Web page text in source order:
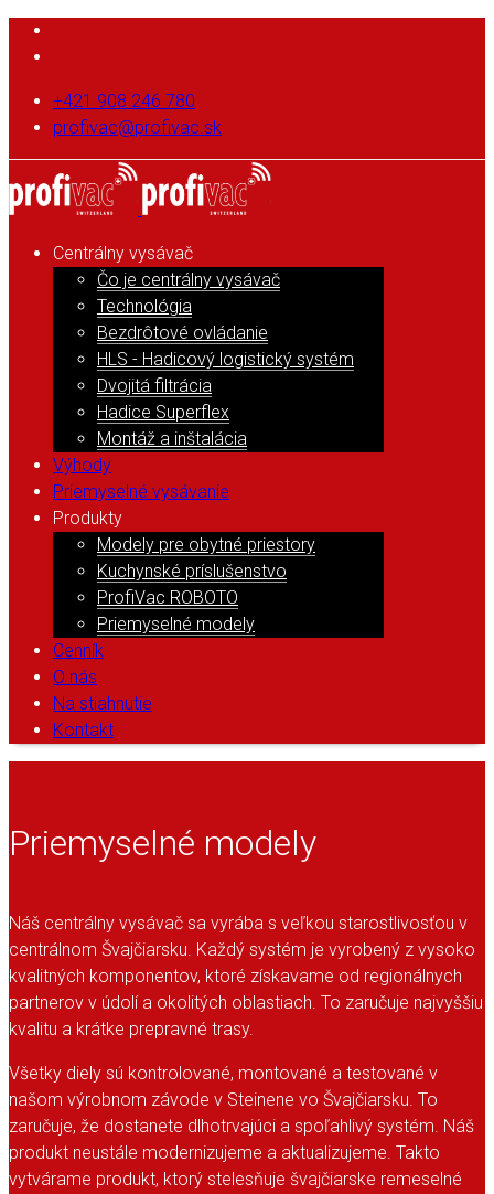
+421 908 246 780
profivac@profivac.sk
Centrálny vysávač
Čo je centrálny vysávač
Technológia
Bezdrôtové ovládanie
HLS - Hadicový logistický systém
Dvojitá filtrácia
Hadice Superflex
Montáž a inštalácia
Výhody
Priemyselné vysávanie
Produkty
Modely pre obytné priestory
Kuchynské príslušenstvo
ProfiVac ROBOTO
Priemyselné modely
Cenník
O nás
Na stiahnutie
Kontakt
Priemyselné modely
Náš centrálny vysávač sa vyrába s veľkou starostlivosťou v
centrálnom Švajčiarsku. Každý systém je vyrobený z vysoko
kvalitných komponentov, ktoré získavame od regionálnych
partnerov v údolí a okolitých oblastiach. To zaručuje najvyššiu
kvalitu a krátke prepravné trasy.
Všetky diely sú kontrolované, montované a testované v
našom výrobnom závode v Steinene vo Švajčiarsku. To
zaručuje, že dostanete dlhotrvajúci a spoľahlivý systém. Náš
produkt neustále modernizujeme a aktualizujeme. Takto
vytvárame produkt, ktorý stelesňuje švajčiarske remeselné